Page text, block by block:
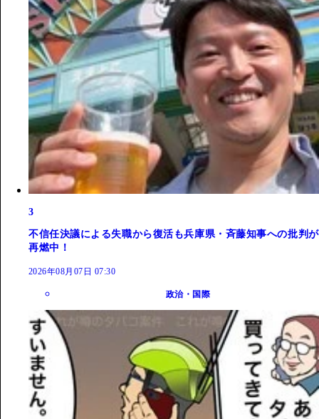
3
不信任決議による失職から復活も兵庫県・斉藤知事への批判が
再燃中！
2026年08月07日 07:30
政治・国際